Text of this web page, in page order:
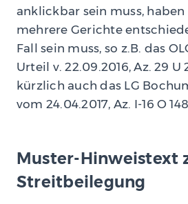
anklickbar sein muss,
mehrere Gerichte
Fall sein muss, so z.B. das
Urteil v. 22.09.2016, Az. 29 U
kürzlich auch das LG
vom 24.04.2017, Az. I-16 O
Muster-Hinweistext
Streitbeilegung